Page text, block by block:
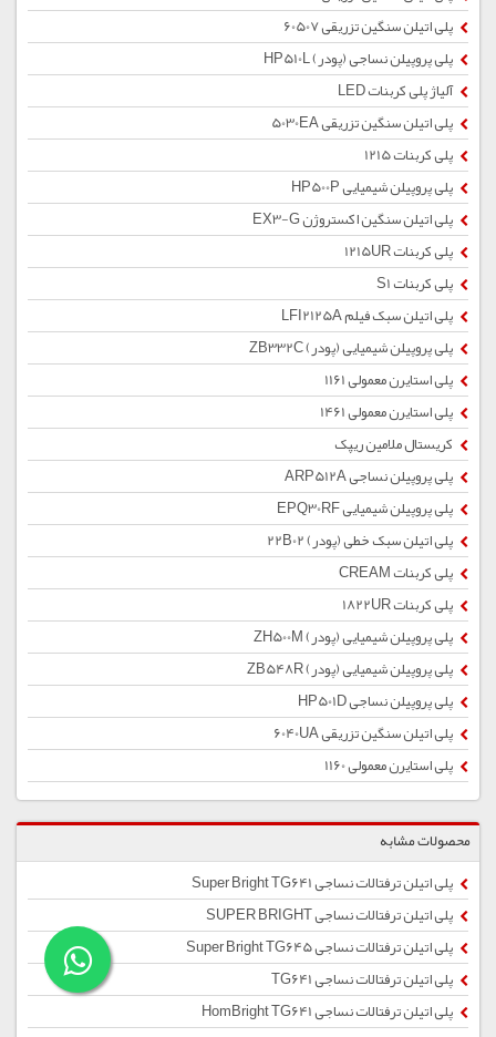
پلی اتیلن سنگین تزریقی 60507
پلی پروپیلن نساجی (پودر) HP510L
آلیاژ پلی کربنات LED
پلی اتیلن سنگین تزریقی 5030EA
پلی کربنات 1215
پلی پروپیلن شیمیایی HP500P
پلی اتیلن سنگین اکستروژن EX3-G
پلی کربنات 1215UR
پلی کربنات S1
پلی اتیلن سبک فیلم LFI2125A
پلی پروپیلن شیمیایی (پودر) ZB332C
پلی استایرن معمولی 1161
پلی استایرن معمولی 1461
کریستال ملامین ریپک
پلی پروپیلن نساجی ARP512A
پلی پروپیلن شیمیایی EPQ30RF
پلی اتیلن سبک خطی (پودر) 22B02
پلی کربنات CREAM
پلی کربنات 1822UR
پلی پروپیلن شیمیایی (پودر) ZH500M
پلی پروپیلن شیمیایی (پودر) ZB548R
پلی پروپیلن نساجی HP501D
پلی اتیلن سنگین تزریقی 6040UA
پلی استایرن معمولی 1160
محصولات مشابه
پلی اتیلن ترفتالات نساجی Super Bright TG641
پلی اتیلن ترفتالات نساجی SUPER BRIGHT
پلی اتیلن ترفتالات نساجی Super Bright TG645
پلی اتیلن ترفتالات نساجی TG641
پلی اتیلن ترفتالات نساجی HomBright TG641